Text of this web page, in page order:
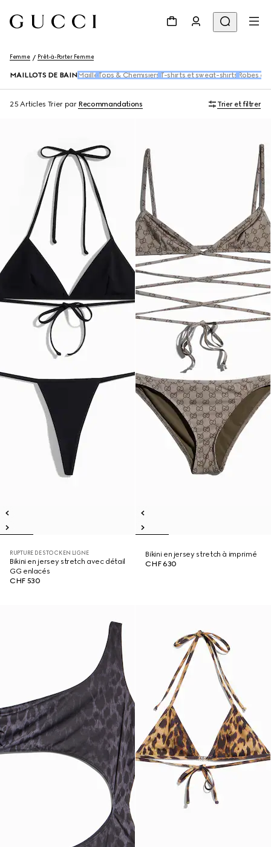
Femme Prêt-à-Porter Femme
MAILLOTS DE BAIN MailleTops & Chemisiers T-shirts et sweat-shirts Robes et
25 Articles Trier par Recommandations Trier et filtrer
RUPTURE DE STOCK EN LIGNE
Bikini en jersey stretch avec détail
GG enlacés
CHF 530
Bikini en jersey stretch à imprimé
CHF 630